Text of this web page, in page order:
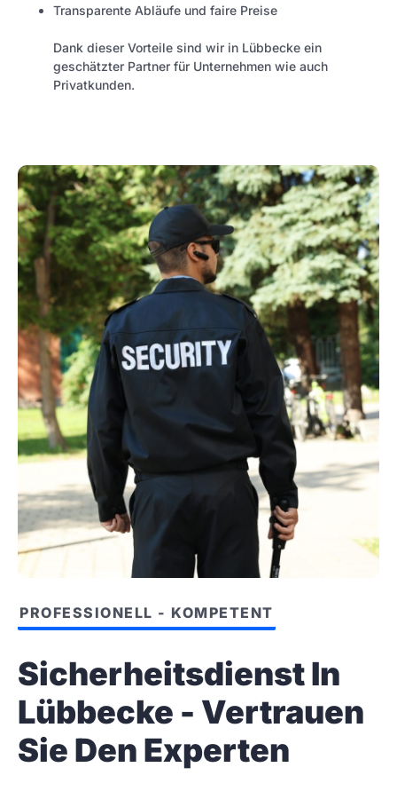
Transparente Abläufe und faire Preise
Dank dieser Vorteile sind wir in Lübbecke ein
geschätzter Partner für Unternehmen wie auch
Privatkunden.
PROFESSIONELL - KOMPETENT
Sicherheitsdienst In
Lübbecke - Vertrauen
Sie Den Experten